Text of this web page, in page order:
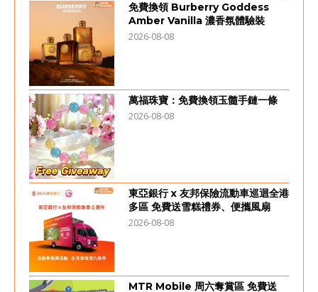
免費換領 Burberry Goddess
Amber Vanilla 濃香氛體驗裝
2026-08-08
萬福珠寶：免費換領玉髓手鏈一條
2026-08-08
東亞銀行 x 友邦保險流動車巡迴全港
多區 免費送雪糕禮券、便攜風扇
2026-08-08
MTR Mobile 周六奪賞區 免費送